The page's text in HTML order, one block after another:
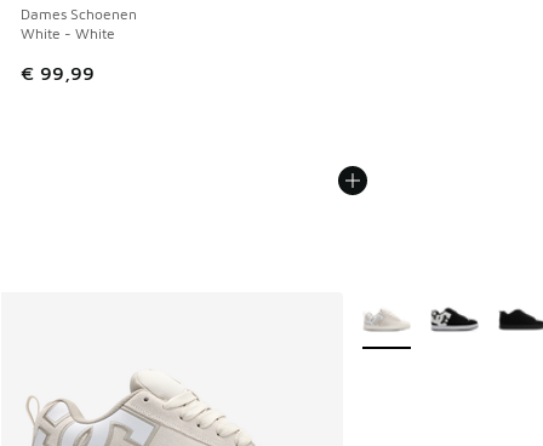
Dames Schoenen
White - White
€ 99,99
Meer kleuren